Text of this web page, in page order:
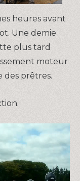
heures avant
Une demie
plus tard
moteur
des prêtres.